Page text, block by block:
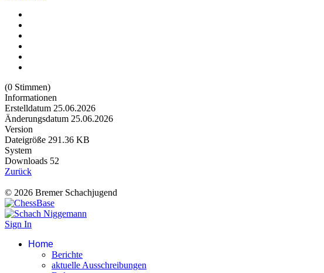
(0 Stimmen)
Informationen
Erstelldatum 25.06.2026
Änderungsdatum 25.06.2026
Version
Dateigröße 291.36 KB
System
Downloads 52
Zurück
© 2026 Bremer Schachjugend
Sign In
Home
Berichte
aktuelle Ausschreibungen